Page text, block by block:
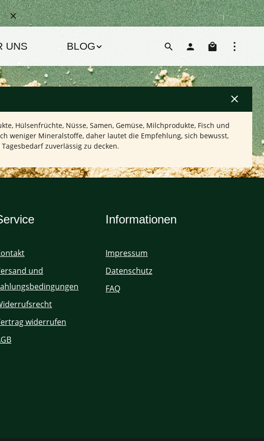
UNS BLOG
Hülsenfrüchte, Nüsse, Samen, Gemüse, Milchprodukte, Fisch und
weniger Mineralstoffe, daher lautet die Empfehlung, sich bewusst,
zuverlässig zu decken.
und
widerrufen
Informationen
Impressum
Datenschutz
FAQ